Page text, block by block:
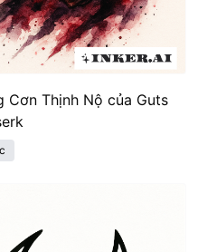
Cơn Thịnh Nộ của Guts